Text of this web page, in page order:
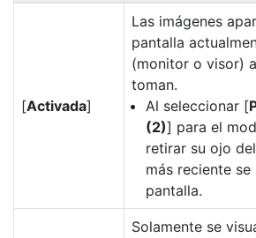
[Activada]
Las imágenes
pantalla
(monitor o visor)
toman.
Al seleccionar [
(2)] para el
retirar su ojo
más reciente se
pantalla.
Solamente se